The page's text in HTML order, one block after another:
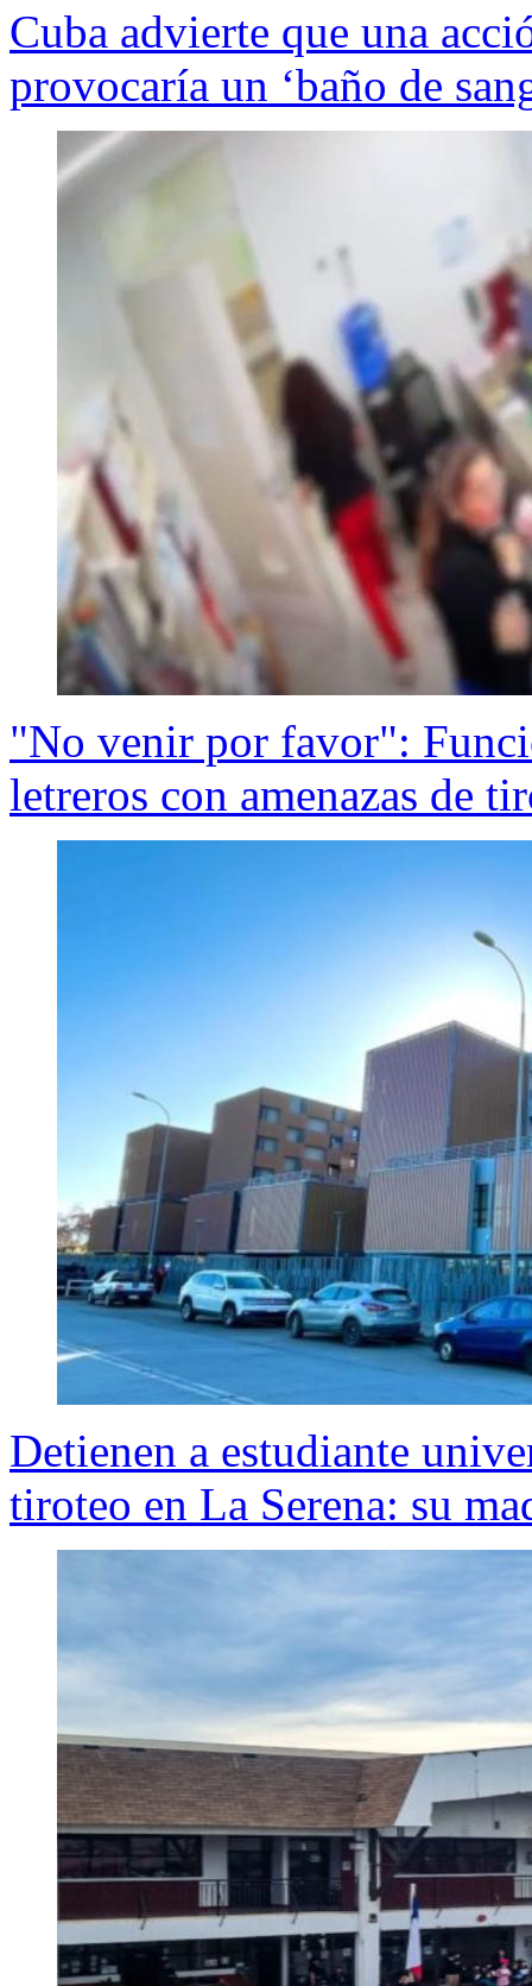
Cuba advierte que una
provocaría un ‘baño de
"No venir por favor":
letreros con amenazas de
Detienen a estudiante
tiroteo en La Serena: su